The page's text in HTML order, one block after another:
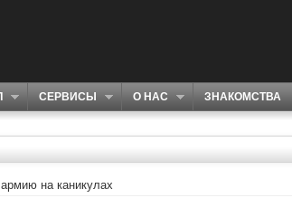
СЕРВИСЫ О НАС ЗНАКОМСТВА
на каникулах